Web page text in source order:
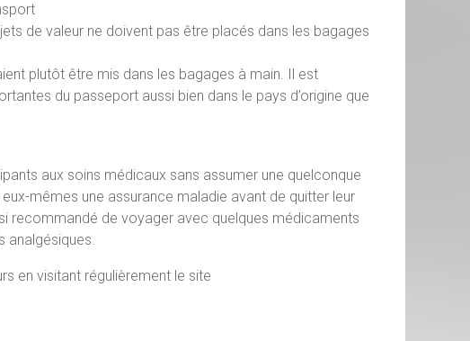
de valeur ne doivent pas être placés dans les bagages
plutôt être mis dans les bagages à main. Il est
du passeport aussi bien dans le pays d’origine que
aux soins médicaux sans assumer une quelconque
mêmes une assurance maladie avant de quitter leur
recommandé de voyager avec quelques médicaments
analgésiques.
en visitant régulièrement le site